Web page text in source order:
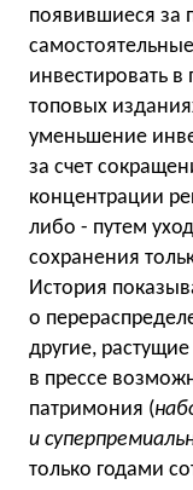
появившиеся за
инвестировать
топовых
уменьшение
за счет
концентрации
либо - путем
сохранения
История
о
другие,
в прессе
патримония (
и
только годами